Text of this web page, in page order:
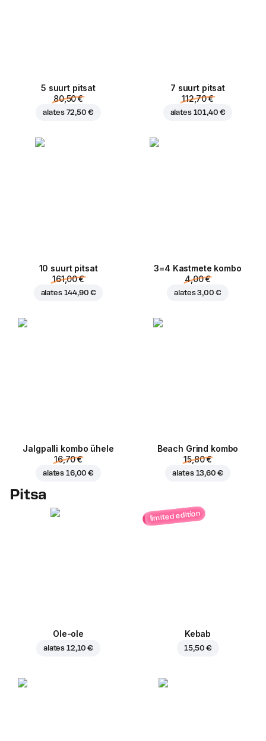
5 suurt pitsat
80,50 €
alates 72,50 €
7 suurt pitsat
112,70 €
alates 101,40 €
10 suurt pitsat
161,00 €
alates 144,90 €
3=4 Kastmete kombo
4,00 €
alates3,00 €
Jalgpalli kombo ühele
16,70 €
alates 16,00 €
Beach Grind kombo
15,80 €
alates 13,60 €
Pitsa
Ole-ole
alates 12,10 €
limited edition
Kebab
15,50 €